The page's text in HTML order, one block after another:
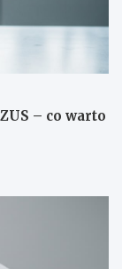
– co warto